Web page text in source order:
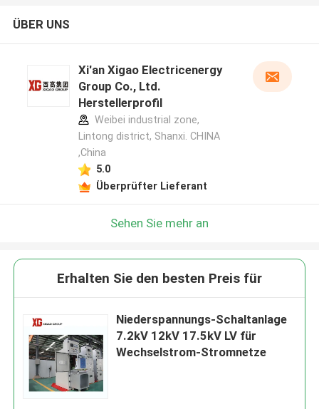
ÜBER UNS
Xi'an Xigao Electricenergy
Group Co., Ltd.
Herstellerprofil
Weibei industrial zone,
Lintong district, Shanxi. CHINA
,China
5.0
Überprüfter Lieferant
Sehen Sie mehr an
Erhalten Sie den besten Preis für
Niederspannungs-Schaltanlage
7.2kV 12kV 17.5kV LV für
Wechselstrom-Stromnetze